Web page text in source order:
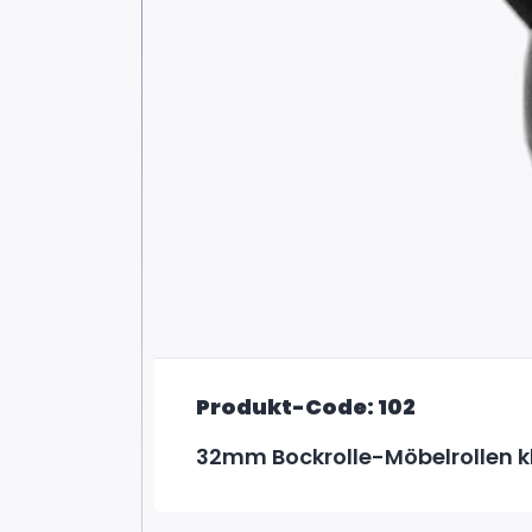
Produkt-Code: 102
32mm Bockrolle-Möbelrollen